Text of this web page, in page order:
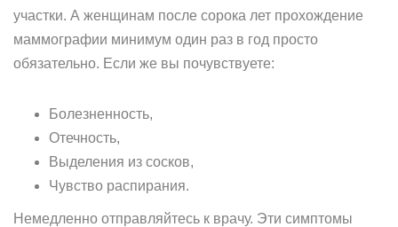
участки. А женщинам после сорока лет прохождение
маммографии минимум один раз в год просто
обязательно. Если же вы почувствуете:
Болезненность,
Отечность,
Выделения из сосков,
Чувство распирания.
Немедленно отправляйтесь к врачу. Эти симптомы